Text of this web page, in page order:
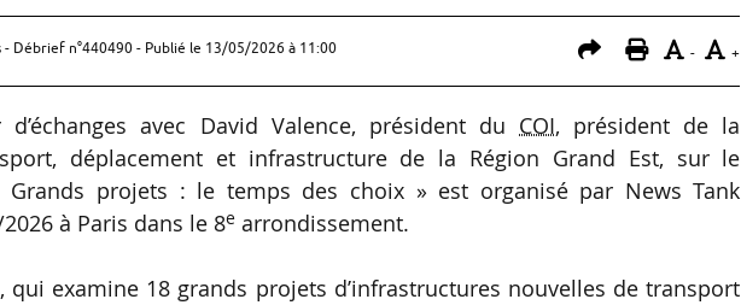
- Débrief n°440490 - Publié le 13/05/2026 à 11:00 - +
avec David Valence, président du COI, président de la
déplacement et infrastructure de la Région Grand Est, sur le
Grands projets : le temps des choix » est organisé par News Tank
à Paris dans le 8e arrondissement.
qui examine 18 grands projets d’infrastructures nouvelles de transport